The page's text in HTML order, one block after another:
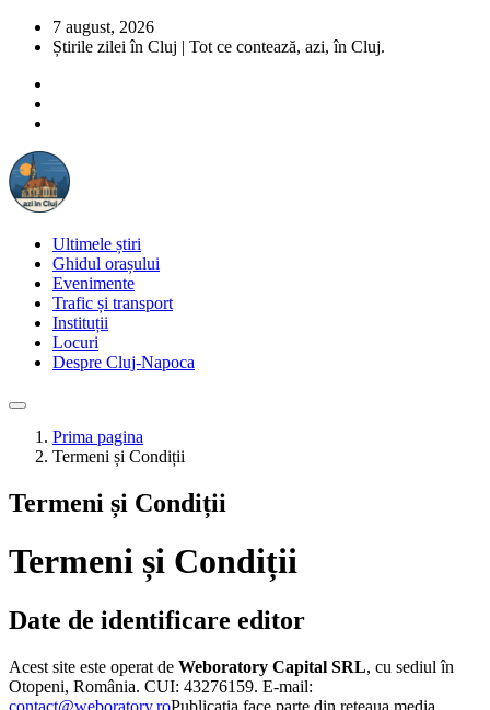
7 august, 2026
Știrile zilei în Cluj | Tot ce contează, azi, în Cluj.
Ultimele știri
Ghidul orașului
Evenimente
Trafic și transport
Instituții
Locuri
Despre Cluj-Napoca
Prima pagina
Termeni și Condiții
Termeni și Condiții
Termeni și Condiții
Date de identificare editor
Acest site este operat de Weboratory Capital SRL, cu sediul în
Otopeni, România. CUI: 43276159. E-mail:
contact@weboratory.roPublicația face parte din rețeaua media